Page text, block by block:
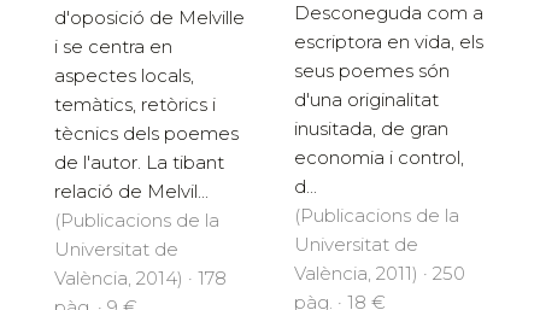
d'oposició de Melville
i se centra en
aspectes locals,
temàtics, retòrics i
tècnics dels poemes
de l'autor. La tibant
relació de Melvil...
(Publicacions de la
Universitat de
València, 2014) · 178
Desconeguda com a
escriptora en vida, els
seus poemes són
d'una originalitat
inusitada, de gran
economia i control,
d...
(Publicacions de la
Universitat de
València, 2011) · 250
pàg. · 18 €